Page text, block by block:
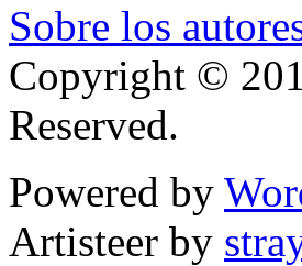
Sobre los
Copyright ©
Reserved.
Powered by
Artisteer by